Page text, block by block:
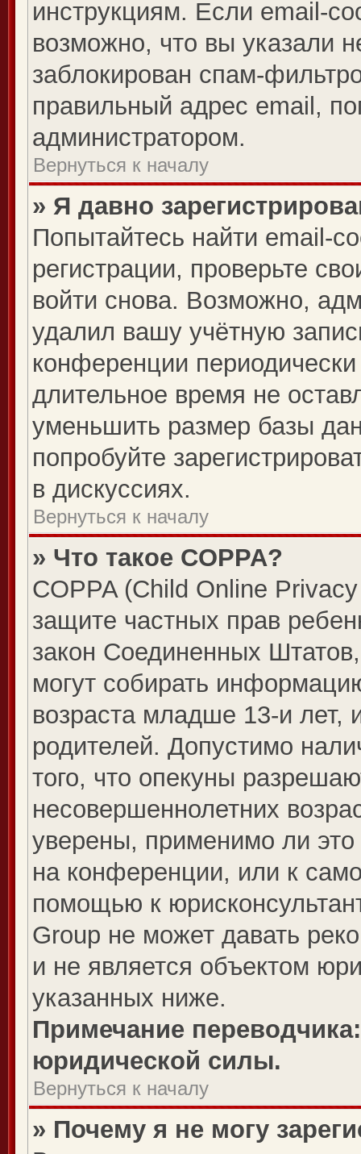
инструкциям. Если email-
возможно, что вы указали
заблокирован спам-
правильный адрес email,
администратором.
Вернуться к началу
» Я давно
Попытайтесь найти email-
регистрации, проверьте
войти снова. Возможно,
удалил вашу учётную
конференции
длительное время не
уменьшить размер базы
попробуйте
в дискуссиях.
Вернуться к началу
» Что такое COPPA?
COPPA (Child Online
защите частных прав
закон Соединенных
могут собирать
возраста младше 13-и лет,
родителей. Допустимо
того, что опекуны
несовершеннолетних
уверены, применимо ли
на конференции, или к
помощью к
Group не может давать
и не является объектом
указанных ниже.
Примечание
юридической силы.
Вернуться к началу
» Почему я не могу